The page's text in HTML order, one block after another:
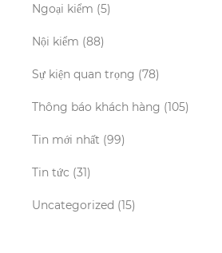
Ngoại kiểm (5)
Nội kiểm (88)
Sự kiện quan trọng (78)
Thông báo khách hàng (105)
Tin mới nhất (99)
Tin tức (31)
Uncategorized (15)